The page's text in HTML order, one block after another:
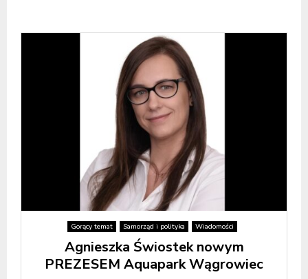
Gorący temat Samorząd i polityka Wiadomości
Agnieszka Świostek nowym
PREZESEM Aquapark Wągrowiec